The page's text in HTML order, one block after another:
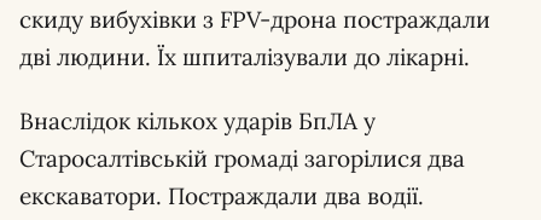
скиду вибухівки з FPV-дрона постраждали
дві людини. Їх шпиталізували до лікарні.
Внаслідок кількох ударів БпЛА у
Старосалтівській громаді загорілися два
екскаватори. Постраждали два водії.